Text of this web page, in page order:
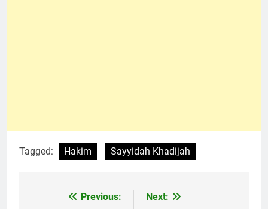
Tagged: Hakim Sayyidah Khadijah
NavigasiPrevious:
Next: